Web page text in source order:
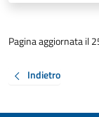
Pagina aggiornata il
Indietro